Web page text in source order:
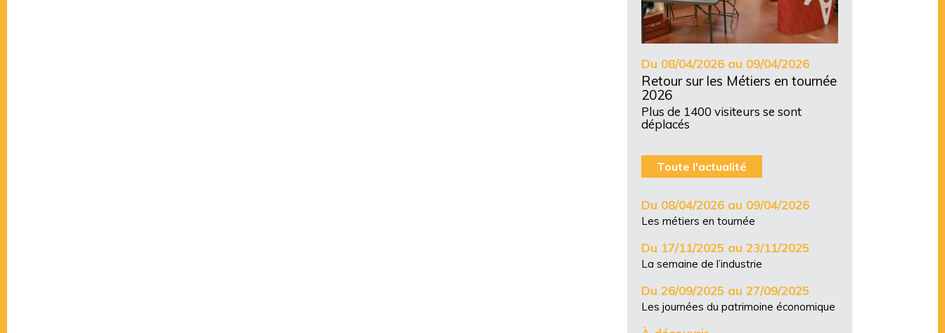
Du 08/04/2026 au 09/04/2026
Retour sur les Métiers en tournée
2026
Plus de 1400 visiteurs se sont
déplacés
Toute l'actualité
Du 08/04/2026 au 09/04/2026
Les métiers en tournée
Du 17/11/2025 au 23/11/2025
La semaine de l’industrie
Du 26/09/2025 au 27/09/2025
Les journées du patrimoine économique